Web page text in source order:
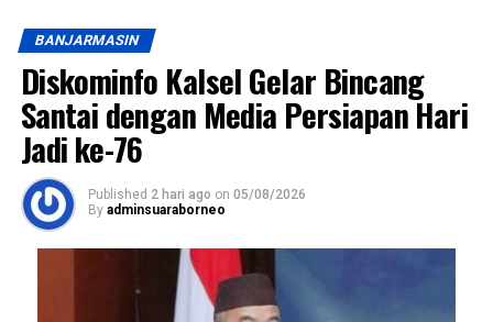
BANJARMASIN
Diskominfo Kalsel Gelar Bincang
Santai dengan Media Persiapan Hari
Jadi ke-76
Published 2 hari ago on 05/08/2026
By adminsuaraborneo